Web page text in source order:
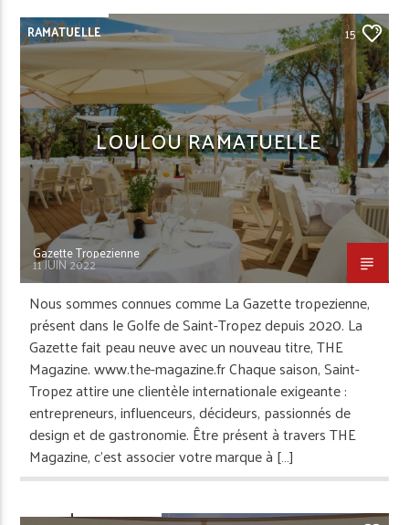
RAMATUELLE 15
LOULOU RAMATUELLE
Gazette Tropezienne
11 JUIN 2022
Nous sommes connues comme La Gazette tropezienne,
présent dans le Golfe de Saint-Tropez depuis 2020. La
Gazette fait peau neuve avec un nouveau titre, THE
Magazine. www.the-magazine.fr Chaque saison, Saint-
Tropez attire une clientèle internationale exigeante :
entrepreneurs, influenceurs, décideurs, passionnés de
design et de gastronomie. Être présent à travers THE
Magazine, c’est associer votre marque à […]